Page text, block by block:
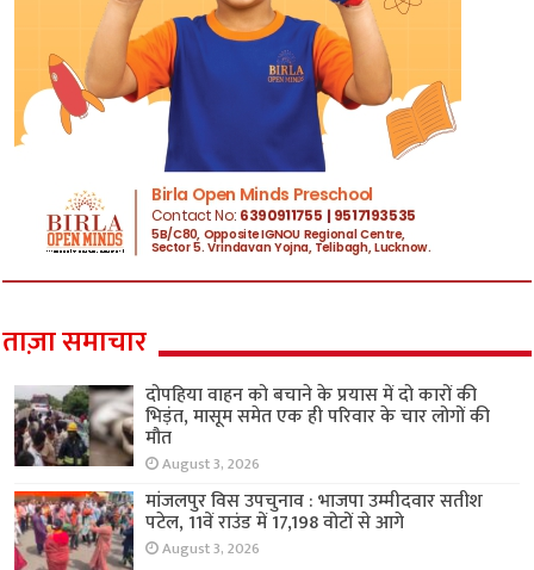
ताज़ा समाचार
दोपहिया वाहन को बचाने के प्रयास में दो कारों की
भिड़ंत, मासूम समेत एक ही परिवार के चार लोगों की
मौत
August 3, 2026
मांजलपुर विस उपचुनाव : भाजपा उम्मीदवार सतीश
पटेल, 11वें राउंड में 17,198 वोटों से आगे
August 3, 2026